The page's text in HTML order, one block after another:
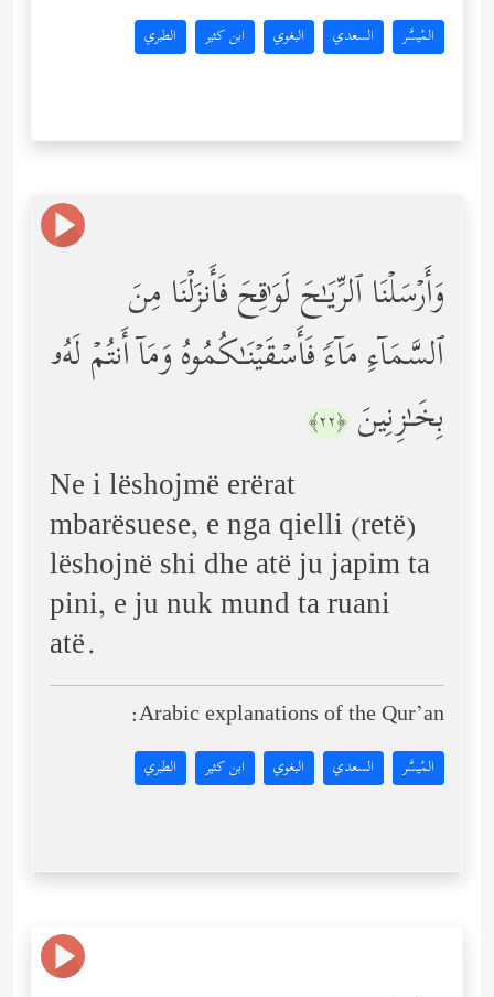
المُيسَّر السعدي البغوي ابن كثير الطبري
وَأَرۡسَلۡنَا ٱلرِّیَـٰحَ لَوَ ٰ⁠قِحَ فَأَنزَلۡنَا مِنَ
ٱلسَّمَاۤءِ مَاۤءࣰ فَأَسۡقَیۡنَـٰكُمُوهُ وَمَاۤ أَنتُمۡ لَهُۥ
بِخَـٰزِنِینَ ﴿٢٢﴾
Ne i lëshojmë erërat
mbarësuese, e nga qielli (retë)
lëshojnë shi dhe atë ju japim ta
pini, e ju nuk mund ta ruani
atë.
Arabic explanations of the Qur’an:
المُيسَّر السعدي البغوي ابن كثير الطبري